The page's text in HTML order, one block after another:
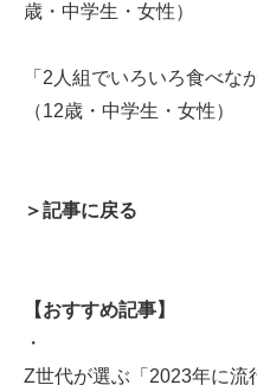
歳・中学生・女性）
「2人組でいろいろ食べな
（12歳・中学生・女性）
＞記事に戻る
【おすすめ記事】
・
Z世代が選ぶ「2023年に流